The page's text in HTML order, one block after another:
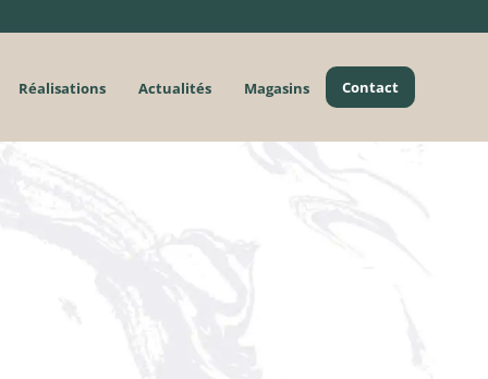
Réalisations Actualités Magasins Contact